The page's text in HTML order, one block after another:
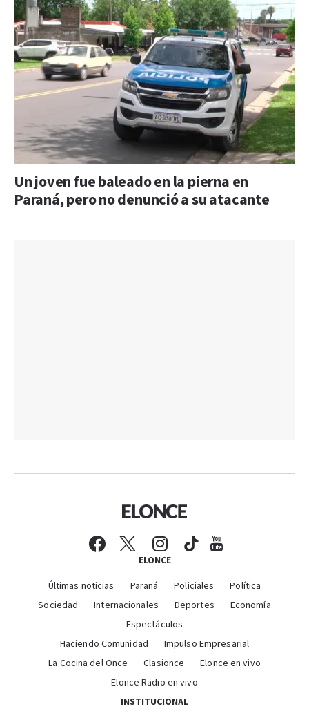
Un joven fue baleado en la pierna en
Paraná, pero no denunció a su atacante
ELONCE
Últimas noticias Paraná Policiales
Política
Sociedad
Internacionales Deportes
Economía
Espectáculos
Haciendo Comunidad
Impulso Empresarial
La Cocina del Once
Clasionce
Elonce en vivo
Elonce Radio en vivo
INSTITUCIONAL